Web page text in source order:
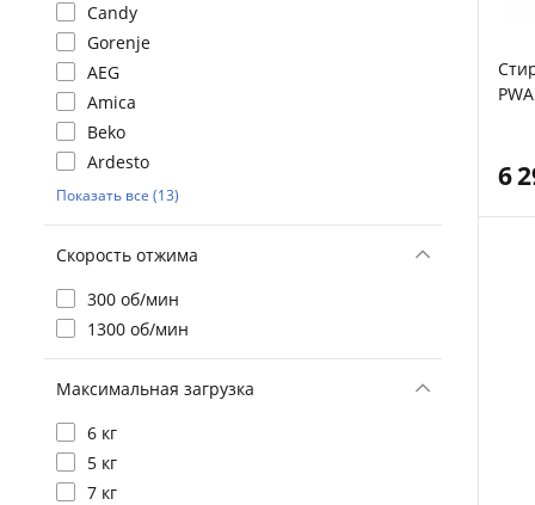
Candy
Gorenje
AEG
Amica
Beko
Ardesto
Показать все (13)
Скорость отжима
300 об/мин
1300 об/мин
Максимальная загрузка
6 кг
5 кг
7 кг
6